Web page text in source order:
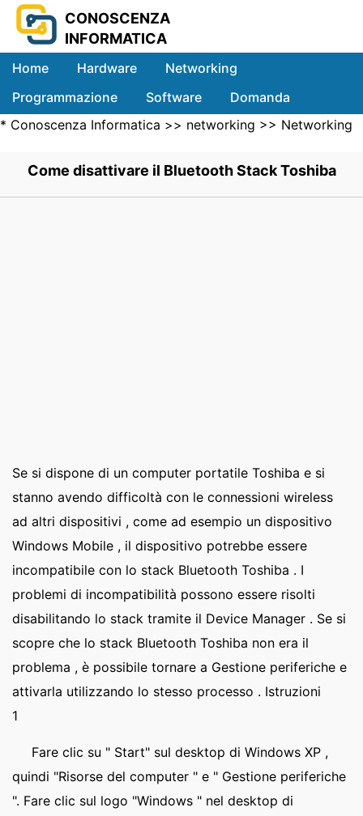
CONOSCENZA
INFORMATICA
Home Hardware
Networking
Programmazione
Software
Domanda
Sistemi
* Conoscenza Informatica >> networking >> Networking
Come disattivare il Bluetooth Stack Toshiba
Se si dispone di un computer portatile Toshiba e si
stanno avendo difficoltà con le connessioni wireless
ad altri dispositivi , come ad esempio un dispositivo
Windows Mobile , il dispositivo potrebbe essere
incompatibile con lo stack Bluetooth Toshiba . I
problemi di incompatibilità possono essere risolti
disabilitando lo stack tramite il Device Manager . Se si
scopre che lo stack Bluetooth Toshiba non era il
problema , è possibile tornare a Gestione periferiche e
attivarla utilizzando lo stesso processo . Istruzioni
1
Fare clic su " Start" sul desktop di Windows XP ,
quindi "Risorse del computer " e " Gestione periferiche
". Fare clic sul logo "Windows " nel desktop di